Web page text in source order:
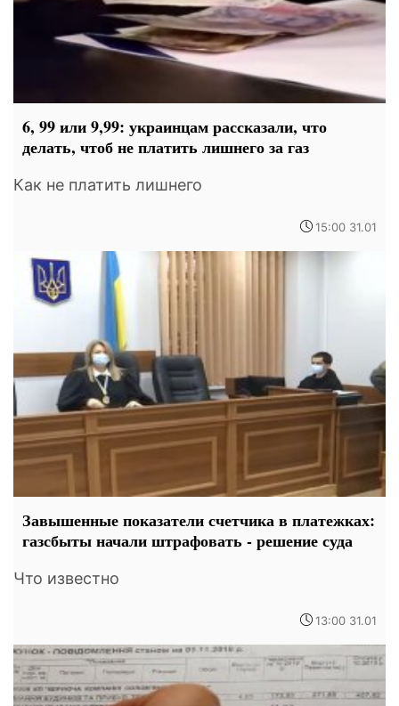
6, 99 или 9,99: украинцам рассказали, что
делать, чтоб не платить лишнего за газ
Как не платить лишнего
15:00 31.01
Завышенные показатели счетчика в платежках:
газсбыты начали штрафовать - решение суда
Что известно
13:00 31.01